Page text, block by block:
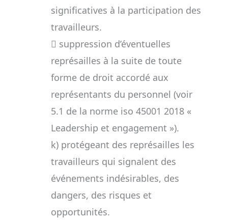
significatives à la participation des
travailleurs.
 suppression d’éventuelles
représailles à la suite de toute
forme de droit accordé aux
représentants du personnel (voir
5.1 de la norme iso 45001 2018 «
Leadership et engagement »).
k) protégeant des représailles les
travailleurs qui signalent des
événements indésirables, des
dangers, des risques et
opportunités.